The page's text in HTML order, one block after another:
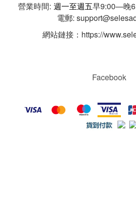
營業時間: 週一至週五早9:00—晚
電郵:
網站鏈接：https://
Facebook